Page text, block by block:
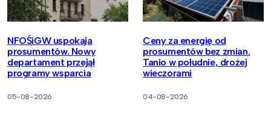
NFOŚiGW uspokaja
prosumentów. Nowy
departament przejął
programy wsparcia
05-08-2026
Ceny za energię od
prosumentów bez zmian.
Tanio w południe, drożej
wieczorami
04-08-2026